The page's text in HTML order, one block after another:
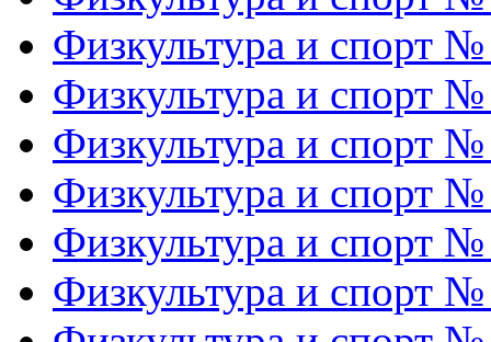
Физкультура и спорт
Физкультура и спорт
Физкультура и спорт
Физкультура и спорт
Физкультура и спорт
Физкультура и спорт